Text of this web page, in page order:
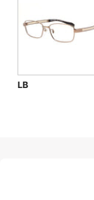
LB